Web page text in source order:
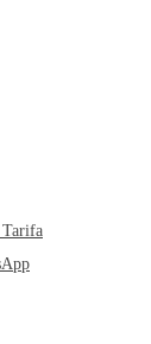
Tarifa